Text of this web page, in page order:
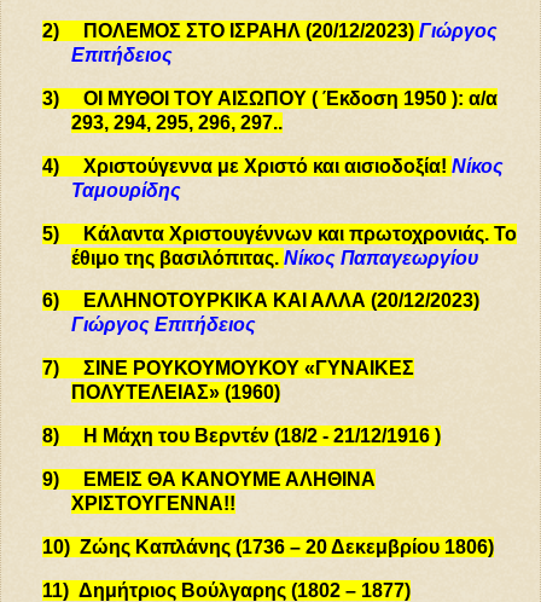
2) ΠΟΛΕΜΟΣ ΣΤΟ ΙΣΡΑΗΛ (20/12/2023) Γιώργος
Επιτήδειος
3)
ΟΙ ΜΥΘΟΙ ΤΟΥ ΑΙΣΩΠΟΥ ( Έκδοση 1950 ): α/α
293, 294, 295, 296, 297..
4) Χριστούγεννα με Χριστό και αισιοδοξία! Νίκος
Ταμουρίδης
5)
Κάλαντα Χριστουγέννων και πρωτοχρονιάς. Το
έθιμο της βασιλόπιτας. Νίκος Παπαγεωργίου
6)
ΕΛΛΗΝΟΤΟΥΡΚΙΚΑ ΚΑΙ ΑΛΛΑ (20/12/2023)
Γιώργος Επιτήδειος
7)
ΣΙΝΕ ΡΟΥΚΟΥΜΟΥΚΟΥ «ΓΥΝΑΙΚΕΣ
ΠΟΛΥΤΕΛΕΙΑΣ» (1960)
8) Η Μάχη του Βερντέν (18/2 - 21/12/1916 )
9)
ΕΜΕΙΣ ΘΑ ΚΑΝΟΥΜΕ ΑΛΗΘΙΝΑ
ΧΡΙΣΤΟΥΓΕΝΝΑ!!
10) Ζώης Καπλάνης (1736 – 20 Δεκεμβρίου 1806)
11) Δημήτριος Βούλγαρης (1802 – 1877)